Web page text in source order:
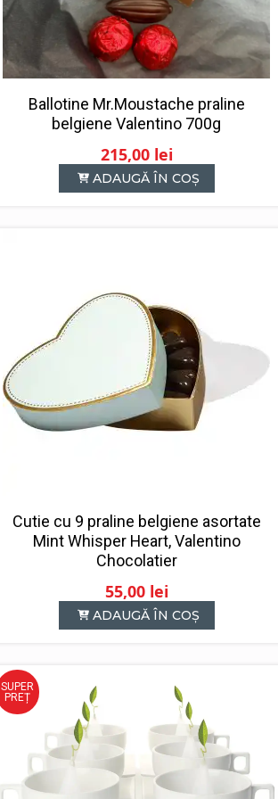
Ballotine Mr.Moustache praline
belgiene Valentino 700g
215,00 lei
ADAUGĂ ÎN COȘ
Cutie cu 9 praline belgiene asortate
Mint Whisper Heart, Valentino
Chocolatier
55,00 lei
ADAUGĂ ÎN COȘ
SUPER
PREȚ